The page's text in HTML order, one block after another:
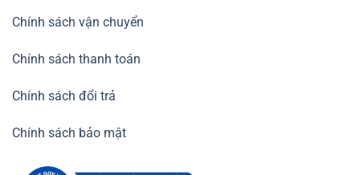
Chính sách vận chuyển
Chính sách thanh toán
Chính sách đổi trả
Chính sách bảo mật